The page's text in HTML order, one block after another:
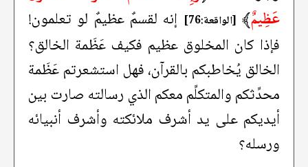
عَظِيمٌ﴾ [الواقعة:76]
إنه لقسمٌ عظيمٌ لو تعلمون!
فإذا كان المخلوق عظيم فكيف عَظَمة الخالق؟
الخالق يُخاطبكم بالقرآن، فهل استشعرتم عَظَمة
محدِّثكم والمتكلِّم معكم الذي رسالته صارت بين
أيديكم على يد أشرف ملائكته وأشرف أنبيائه
ورسله؟